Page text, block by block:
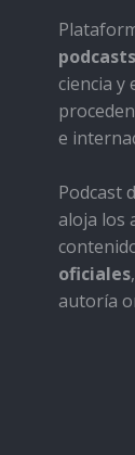
podcasts
ciencia y
e
Podcast
aloja los
oficiales
autoría